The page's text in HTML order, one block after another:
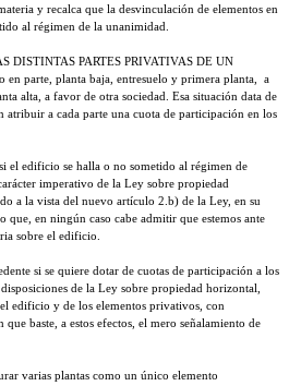
y recalca que la desvinculación de elementos en
al régimen de la unanimidad.
DISTINTAS PARTES PRIVATIVAS DE UN
parte, planta baja, entresuelo y primera planta,
a
alta, a favor de otra sociedad. Esa situación data de
atribuir a cada parte una cuota de participación en los
el edificio se halla o no sometido al régimen de
imperativo de la Ley sobre propiedad
a la vista del nuevo artículo 2.b) de la Ley, en su
en ningún caso cabe admitir que estemos ante
sobre el edificio.
si se quiere dotar de cuotas de participación a los
de la Ley sobre propiedad horizontal,
edificio y de los elementos privativos, con
baste, a estos efectos, el mero señalamiento de
varias plantas como un único elemento